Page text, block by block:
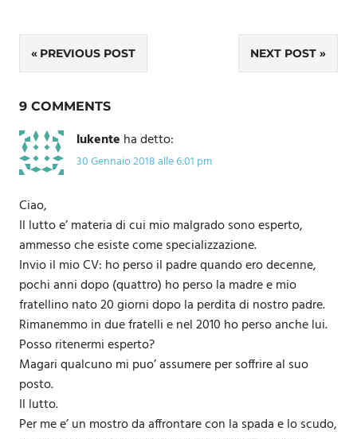
Navigazione
articoli
PREVIOUS POST NEXT POST
9 COMMENTS
lukente ha detto:
30 Gennaio 2018 alle 6:01 pm
Ciao,
Il lutto e’ materia di cui mio malgrado sono esperto,
ammesso che esiste come specializzazione.
Invio il mio CV: ho perso il padre quando ero decenne,
pochi anni dopo (quattro) ho perso la madre e mio
fratellino nato 20 giorni dopo la perdita di nostro padre.
Rimanemmo in due fratelli e nel 2010 ho perso anche lui.
Posso ritenermi esperto?
Magari qualcuno mi puo’ assumere per soffrire al suo
posto.
Il lutto.
Per me e’ un mostro da affrontare con la spada e lo scudo,